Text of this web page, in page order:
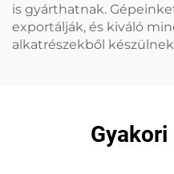
is gyárthatnak.
exportálják, és kiváló
alkatrészekből